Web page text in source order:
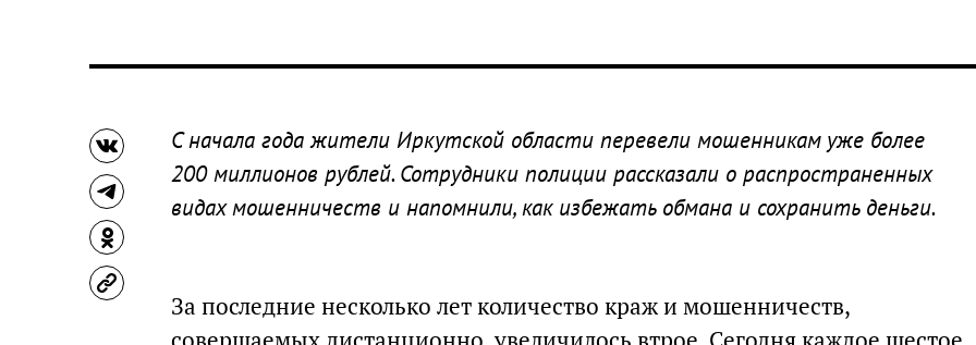
С начала года жители Иркутской области перевели мошенникам уже более
200 миллионов рублей. Сотрудники полиции рассказали о распространенных
видах мошенничеств и напомнили, как избежать обмана и сохранить деньги.
За последние несколько лет количество краж и мошенничеств,